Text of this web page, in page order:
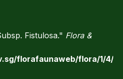
Fistulosa." Flora &
florafaunaweb/flora/1/4/